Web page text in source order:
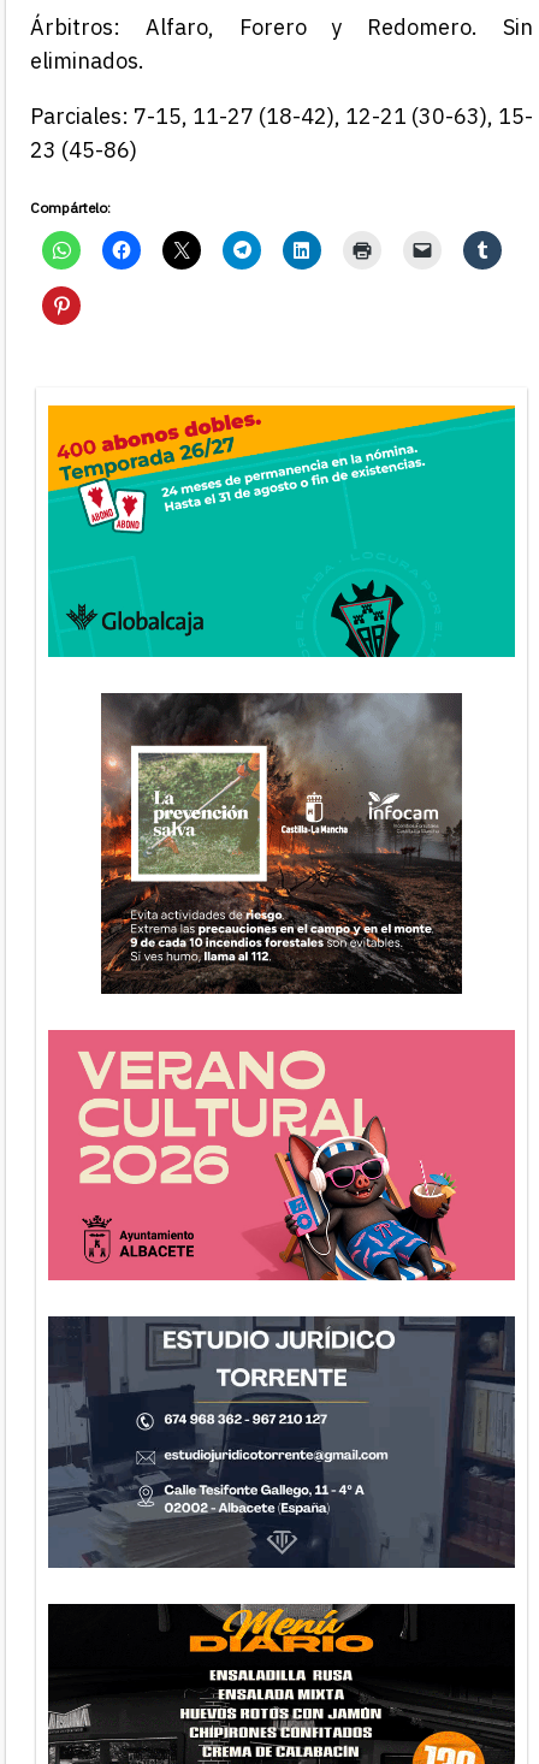
Árbitros: Alfaro, Forero y Redomero.Sin
eliminados.
Parciales: 7-15, 11-27 (18-42), 12-21 (30-63), 15-
23 (45-86)
Compártelo: